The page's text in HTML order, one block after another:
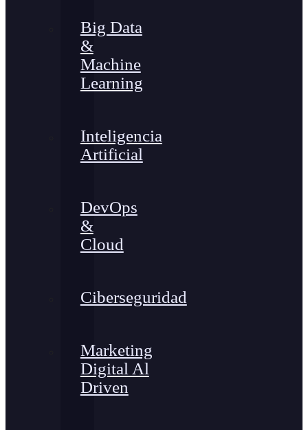
Big Data
&
Machine
Learning
Inteligencia
Artificial
DevOps
&
Cloud
Ciberseguridad
Marketing
Digital Al
Driven